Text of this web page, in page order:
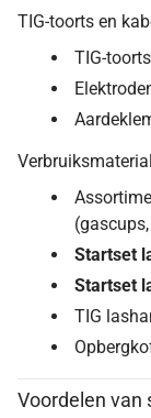
TIG-toorts en
TIG-
Startset
Startset
TIG
Voordelen van